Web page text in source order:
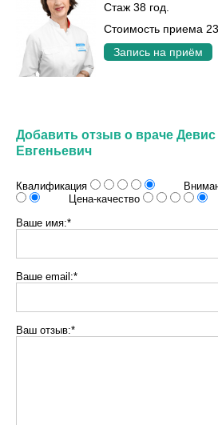
Стаж 38 год.
Стоимость приема
Запись на приём
Добавить отзыв о враче
Евгеньевич
Квалификация
Цена-качество
Ваше имя:*
Ваше email:*
Ваш отзыв:*